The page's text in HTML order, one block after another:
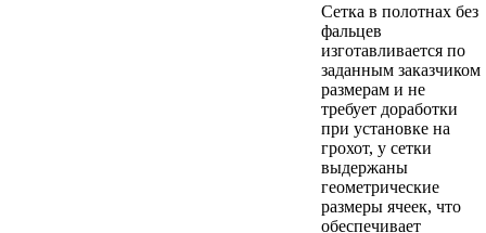
Сетка в полотнах без
фальцев
изготавливается по
заданным заказчиком
размерам и не
требует доработки
при установке на
грохот, у сетки
выдержаны
геометрические
размеры ячеек, что
обеспечивает